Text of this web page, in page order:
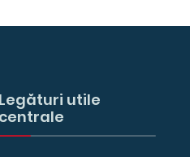
Legături utile
centrale